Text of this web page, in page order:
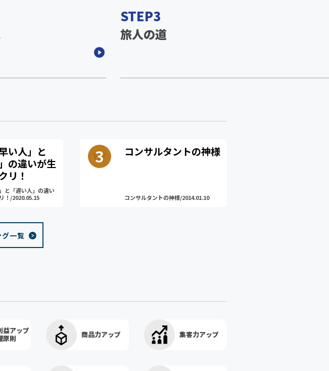
STEP3
旅人の道
い人」と
の違いが生
リ！
と「遅い人」の違い
！/2020.05.15
コンサルタントの神様
コンサルタントの神様/2014.01.10
一覧
益アップ
原則
商品力アップ 集客力アップ